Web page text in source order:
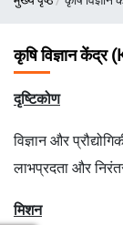
कृषि विज्ञान केंद्र
दृष्टिकोण
विज्ञान और
लाभप्रदता और
मिशन